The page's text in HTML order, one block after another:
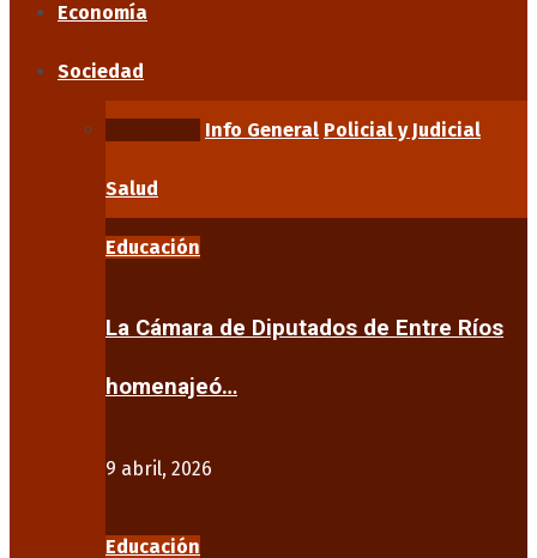
Economía
Sociedad
Info General Policial y Judicial
Salud
Educación
La Cámara de Diputados de Entre Ríos
homenajeó…
9 abril, 2026
Educación